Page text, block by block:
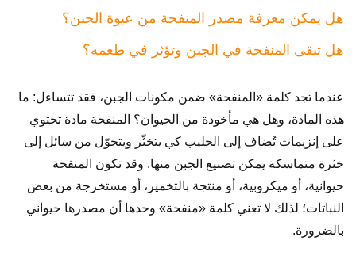
هل يمكن معرفة مصدر المنفحة من عبوة الجبن؟
هل تبقى المنفحة في الجبن وتؤثر في طعمه؟
عندما تجد كلمة «المنفحة» ضمن مكونات الجبن، فقد تتساءل: ما
هذه المادة، وهل هي مأخوذة من الحيوان؟ المنفحة مادة تحتوي
على إنزيمات تُضاف إلى الحليب كي يتخثّر ويتحوّل من سائل إلى
خثرة متماسكة يمكن تصنيع الجبن منها. وقد تكون المنفحة
حيوانية، أو ميكروبية، أو منتجة بالتخمير، أو مستخرجة من بعض
النباتات؛ لذلك لا تعني كلمة «منفحة» وحدها أن مصدرها حيواني
بالضرورة.